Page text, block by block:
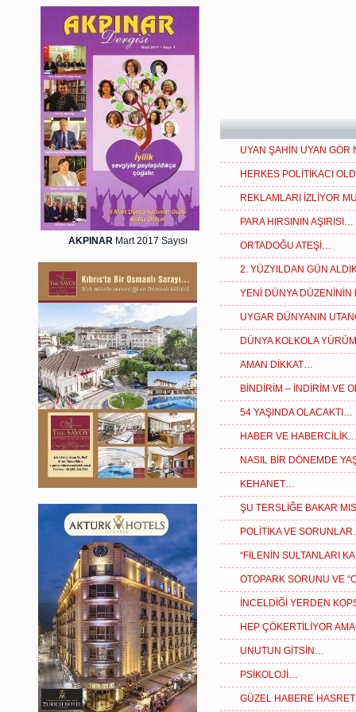
AKPINAR Mart 2017 Sayısı
UYAN ŞAHİN UYAN
HERKES POLİTİKACI
REKLAMLARI İZLİYOR
PARA HIRSININ AŞIRISI…
ORTADOĞU ATEŞİ…
2. YÜZYILDAN GÜN
YENİ DÜNYA DÜZENİNİN
UYGAR DÜNYANIN
DÜNYA KOLKOLA
AMAN DİKKAT…
BİNDİRİM – İNDİRİM VE
54 YAŞINDA OLACAKTI…
HABER VE
NASIL BİR DÖNEMDE
KEHANET…
ŞU TERSLİĞE BAKAR
POLİTİKA VE
“FİLENİN SULTANLARI
OTOPARK SORUNU VE
İNCELDİĞİ YERDEN
HEP ÇÖKERTİLİYOR
UNUTUN GİTSİN…
PSİKOLOJİ…
GÜZEL HABERE